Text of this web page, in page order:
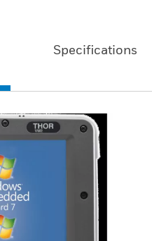
Specifications